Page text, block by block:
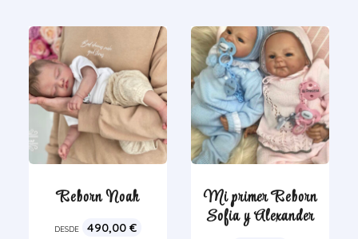
Reborn Noah
DESDE 490,00 €
Mi primer Reborn
Sofia y Alexander